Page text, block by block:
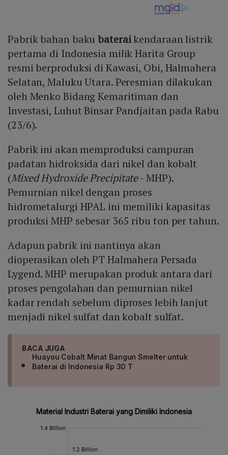
Pabrik bahan bakubateraikendaraan listrik
pertama di Indonesia milik Harita Group
resmi berproduksi di Kawasi, Obi, Halmahera
Selatan, Maluku Utara. Peresmian dilakukan
oleh Menko Bidang Kemaritiman dan
Investasi, Luhut Binsar Pandjaitan pada Rabu
(23/6).
Pabrik ini akan memproduksi campuran
padatan hidroksida dari nikel dan kobalt
(Mixed Hydroxide Precipitate- MHP).
Pemurnian nikel dengan proses
hidrometalurgi HPAL ini memiliki kapasitas
produksi MHP sebesar 365 ribu ton per tahun.
Adapun pabrik ini nantinya akan
dioperasikan oleh PT Halmahera Persada
Lygend. MHP merupakan produk antara dari
proses pengolahan dan pemurnian nikel
kadar rendah sebelum diproses lebih lanjut
menjadi nikel sulfat dan kobalt sulfat.
BACA JUGA
Huayou Cobalt Minat Bangun Smelter untuk
Baterai di Indonesia Rp 30 T